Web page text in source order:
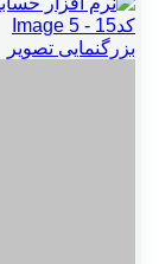
بزرگنمایی تصویر